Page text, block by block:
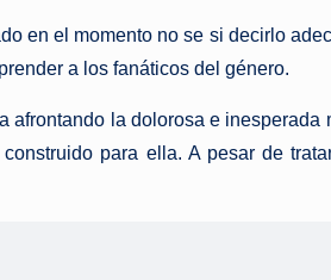
en el momento no se si decirlo
a los fanáticos del género.
la dolorosa e
para ella. A pesar de